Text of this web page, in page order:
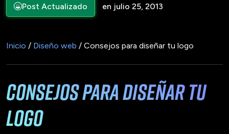
Post Actualizado en julio 25, 2013
Inicio / Diseño web / Consejos para diseñar tu logo
Consejos para diseñar tu
logo